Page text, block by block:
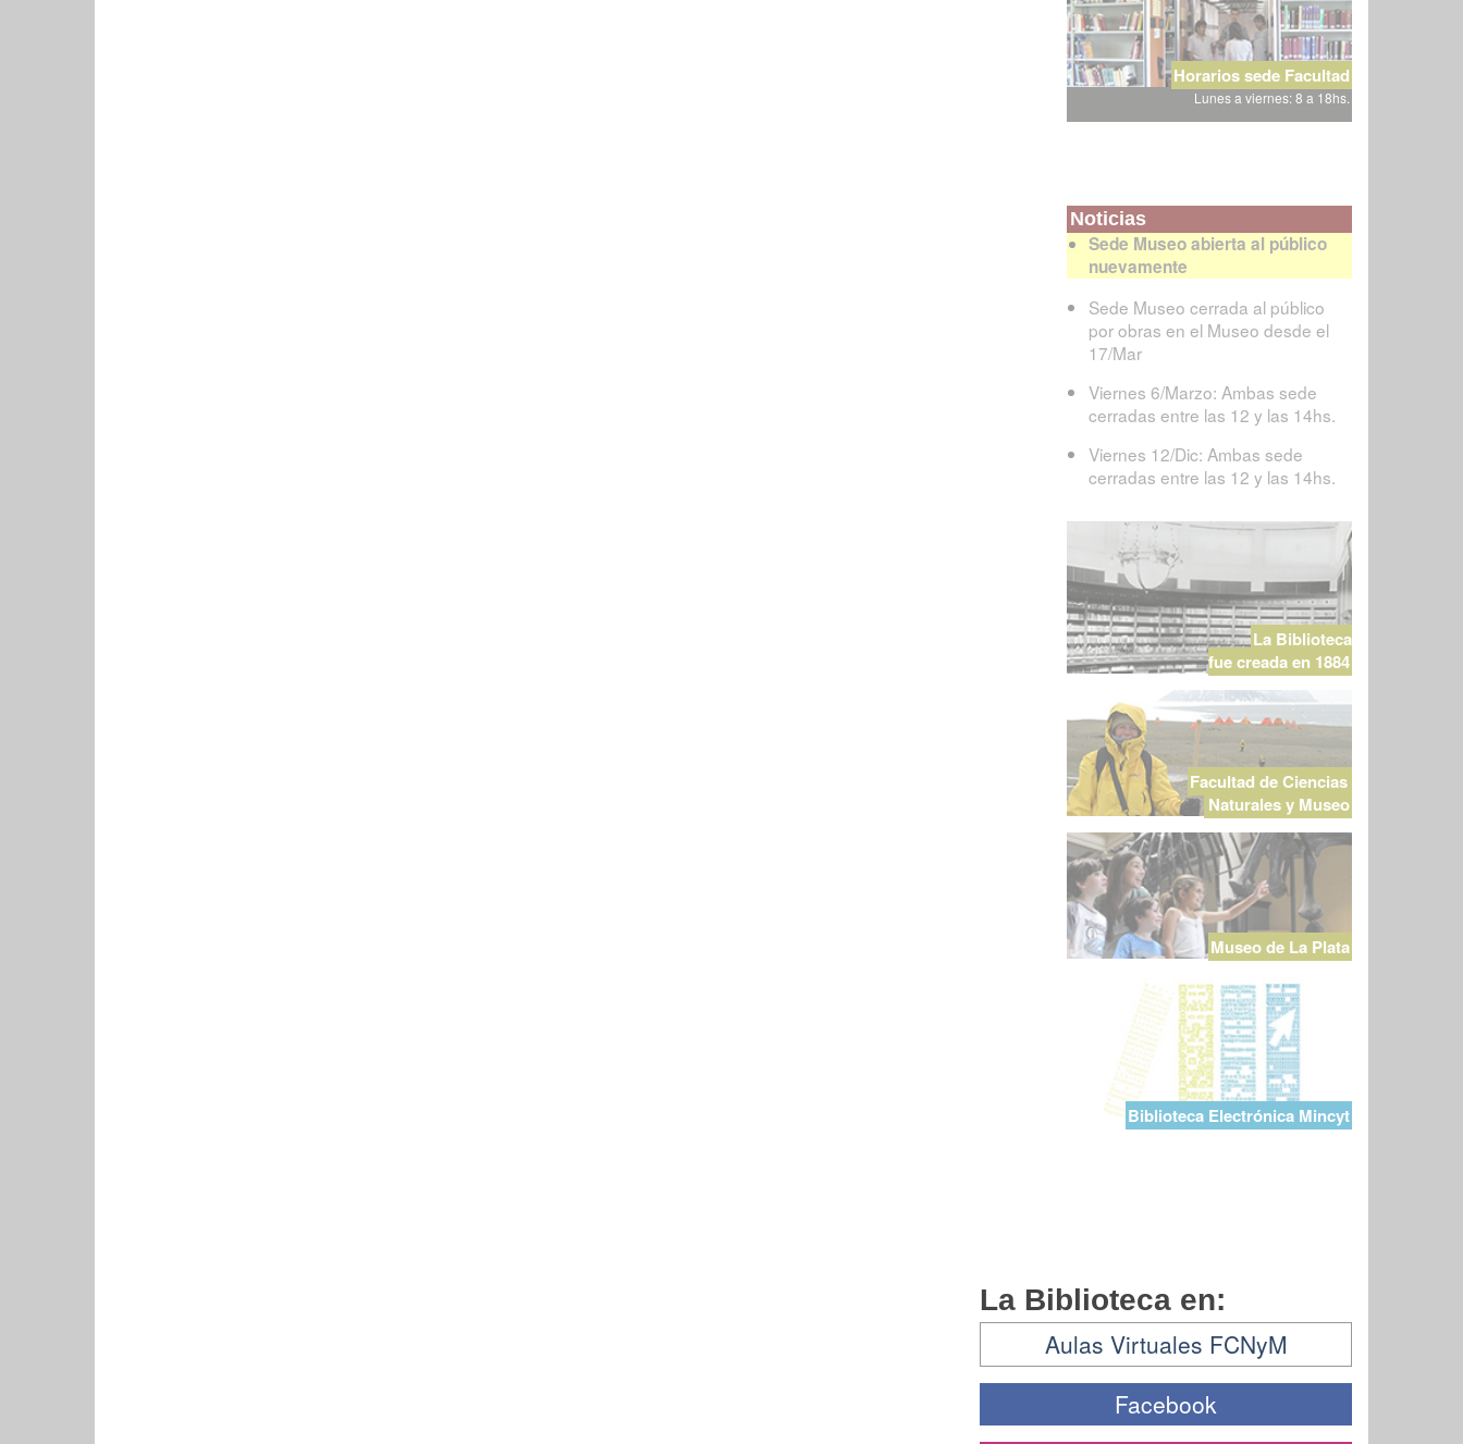
Horarios sede Facultad
Lunes a viernes: 8 a 18hs.
Noticias
Sede Museo abierta al público
nuevamente
Sede Museo cerrada al público
por obras en el Museo desde el
17/Mar
Viernes 6/Marzo: Ambas sede
cerradas entre las 12 y las 14hs.
Viernes 12/Dic: Ambas sede
cerradas entre las 12 y las 14hs.
La Biblioteca
fue creada en 1884
Facultad de Ciencias
Naturales y Museo
Museo de La Plata
Biblioteca Electrónica Mincyt
La Biblioteca en:
Aulas Virtuales FCNyM
Facebook